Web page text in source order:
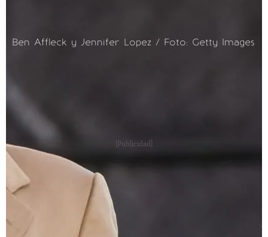
Ben Affleck y Jennifer Lopez / Foto: Getty Images
[Publicidad]